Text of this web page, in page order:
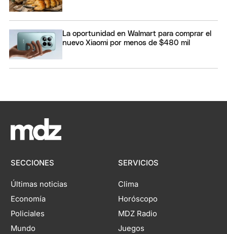
La oportunidad en Walmart para comprar el
nuevo Xiaomi por menos de $480 mil
SECCIONES
Últimas noticias
Economía
Policiales
Mundo
SERVICIOS
Clima
Horóscopo
MDZ Radio
Juegos